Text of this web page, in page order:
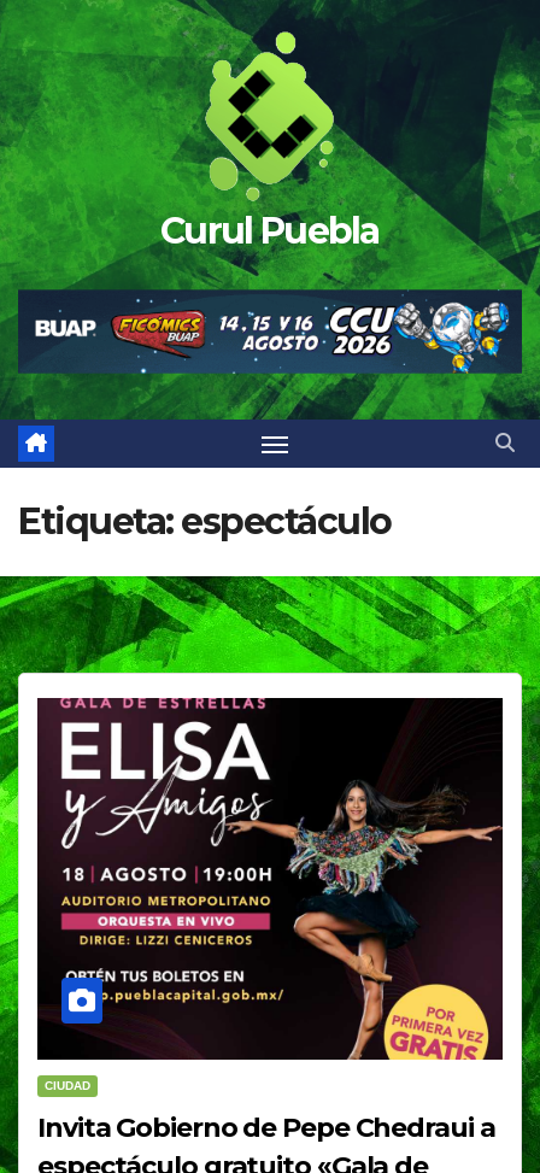
Saltar
al
contenido
Curul Puebla
Etiqueta:espectáculo
CIUDAD
Invita Gobierno de Pepe Chedraui a
espectáculo gratuito «Gala de